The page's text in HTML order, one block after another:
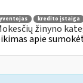
kredito įstaiga
žinyno
apie